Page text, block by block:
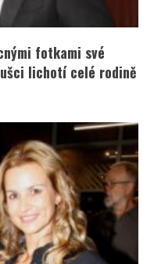
fotkami své
lichotí celé rodině